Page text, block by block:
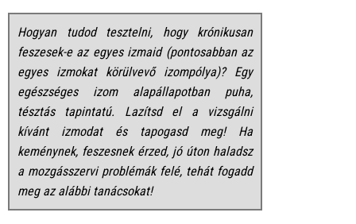
Hogyan tudod tesztelni, hogy krónikusan
feszesek-e az egyes izmaid (pontosabban az
egyes izmokat körülvevő izompólya)? Egy
egészséges izom alapállapotban puha,
tésztás tapintatú. Lazítsd el a vizsgálni
kívánt izmodat és tapogasd meg! Ha
keménynek, feszesnek érzed, jó úton haladsz
a mozgásszervi problémák felé, tehát fogadd
meg az alábbi tanácsokat!